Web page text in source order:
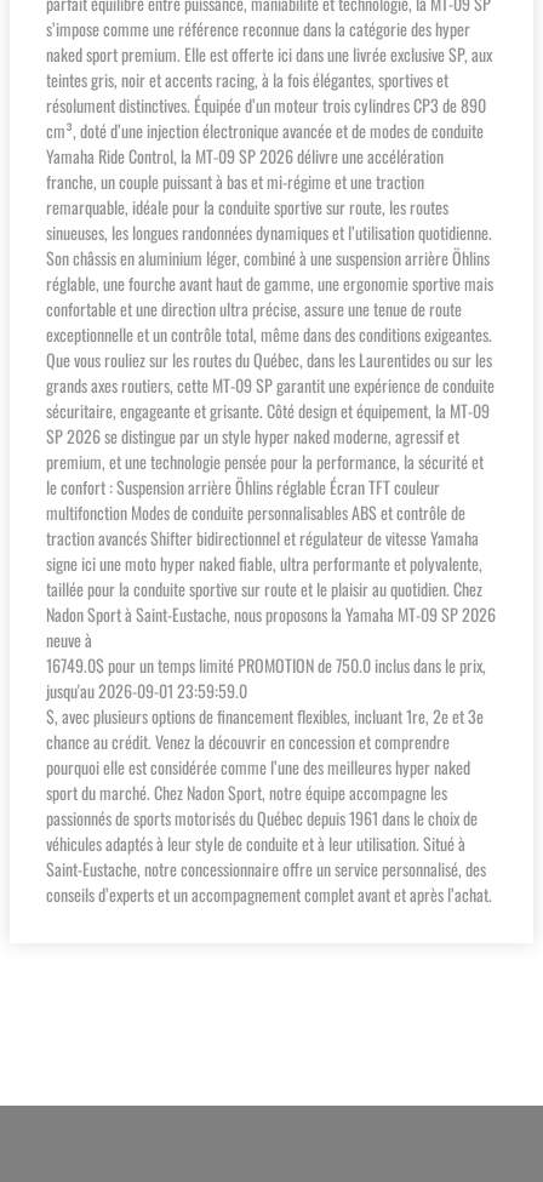
s’impose comme une référence reconnue dans la catégorie des hyper
naked sport premium. Elle est offerte ici dans une livrée exclusive SP, aux
teintes gris, noir et accents racing, à la fois élégantes, sportives et
résolument distinctives. Équipée d’un moteur trois cylindres CP3 de 890
cm³, doté d’une injection électronique avancée et de modes de conduite
Yamaha Ride Control, la MT-09 SP 2026 délivre une accélération
franche, un couple puissant à bas et mi-régime et une traction
remarquable, idéale pour la conduite sportive sur route, les routes
sinueuses, les longues randonnées dynamiques et l’utilisation quotidienne.
Son châssis en aluminium léger, combiné à une suspension arrière Öhlins
réglable, une fourche avant haut de gamme, une ergonomie sportive mais
confortable et une direction ultra précise, assure une tenue de route
exceptionnelle et un contrôle total, même dans des conditions exigeantes.
Que vous rouliez sur les routes du Québec, dans les Laurentides ou sur les
grands axes routiers, cette MT-09 SP garantit une expérience de conduite
sécuritaire, engageante et grisante. Côté design et équipement, la MT-09
SP 2026 se distingue par un style hyper naked moderne, agressif et
premium, et une technologie pensée pour la performance, la sécurité et
le confort : Suspension arrière Öhlins réglable Écran TFT couleur
multifonction Modes de conduite personnalisables ABS et contrôle de
traction avancés Shifter bidirectionnel et régulateur de vitesse Yamaha
signe ici une moto hyper naked fiable, ultra performante et polyvalente,
taillée pour la conduite sportive sur route et le plaisir au quotidien. Chez
Nadon Sport à Saint-Eustache, nous proposons la Yamaha MT-09 SP 2026
neuve à
16749.0$ pour un temps limité PROMOTION de 750.0 inclus dans le prix,
jusqu'au 2026-09-01 23:59:59.0
$, avec plusieurs options de financement flexibles, incluant 1re, 2e et 3e
chance au crédit. Venez la découvrir en concession et comprendre
pourquoi elle est considérée comme l’une des meilleures hyper naked
sport du marché. Chez Nadon Sport, notre équipe accompagne les
passionnés de sports motorisés du Québec depuis 1961 dans le choix de
véhicules adaptés à leur style de conduite et à leur utilisation. Situé à
Saint-Eustache, notre concessionnaire offre un service personnalisé, des
conseils d’experts et un accompagnement complet avant et après l’achat.